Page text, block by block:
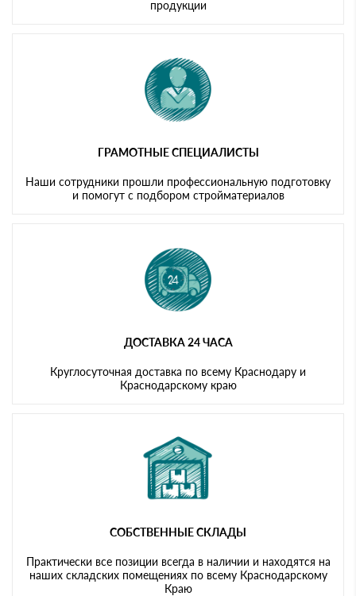
продукции
ГРАМОТНЫЕ СПЕЦИАЛИСТЫ
Наши сотрудники прошли профессиональную подготовку
и помогут с подбором стройматериалов
ДОСТАВКА 24 ЧАСА
Круглосуточная доставка по всему Краснодару и
Краснодарскому краю
СОБСТВЕННЫЕ СКЛАДЫ
Практически все позиции всегда в наличии и находятся на
наших складских помещениях по всему Краснодарскому
Краю